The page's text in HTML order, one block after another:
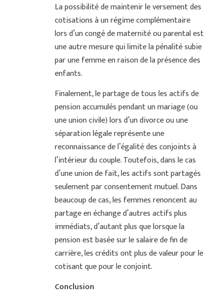
La possibilité de maintenir le versement des
cotisations à un régime complémentaire
lors d’un congé de maternité ou parental est
une autre mesure qui limite la pénalité subie
par une femme en raison de la présence des
enfants.
Finalement, le partage de tous les actifs de
pension accumulés pendant un mariage (ou
une union civile) lors d’un divorce ou une
séparation légale représente une
reconnaissance de l’égalité des conjoints à
l’intérieur du couple. Toutefois, dans le cas
d’une union de fait, les actifs sont partagés
seulement par consentement mutuel. Dans
beaucoup de cas, les femmes renoncent au
partage en échange d’autres actifs plus
immédiats, d’autant plus que lorsque la
pension est basée sur le salaire de fin de
carrière, les crédits ont plus de valeur pour le
cotisant que pour le conjoint.
Conclusion